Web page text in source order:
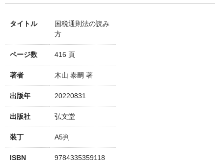
タイトル
国税通則法の読み
方
ページ数 416 頁
著者 木山 泰嗣 著
出版年 20220831
出版社 弘文堂
装丁 A5判
ISBN 9784335359118